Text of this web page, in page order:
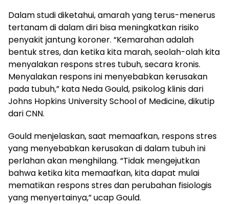
Dalam studi diketahui, amarah yang terus-menerus
tertanam di dalam diri bisa meningkatkan risiko
penyakit jantung koroner. “Kemarahan adalah
bentuk stres, dan ketika kita marah, seolah-olah kita
menyalakan respons stres tubuh, secara kronis.
Menyalakan respons ini menyebabkan kerusakan
pada tubuh,” kata Neda Gould, psikolog klinis dari
Johns Hopkins University School of Medicine, dikutip
dari CNN.
Gould menjelaskan, saat memaafkan, respons stres
yang menyebabkan kerusakan di dalam tubuh ini
perlahan akan menghilang. “Tidak mengejutkan
bahwa ketika kita memaafkan, kita dapat mulai
mematikan respons stres dan perubahan fisiologis
yang menyertainya,” ucap Gould.